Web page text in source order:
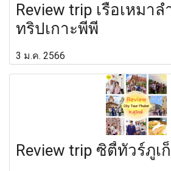
Review trip เรือเหมา
ทริปเกาะพีพี
3 ม.ค. 2566
Review trip ซิตี้ทัวร์ภูเ